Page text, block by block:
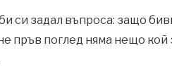
си задал въпроса: защо
пръв поглед няма нещо кой